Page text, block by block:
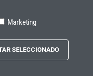
de alojamento de servidores
os seus direitos de acesso,
Mais informações:Ver a nossa
Marketing